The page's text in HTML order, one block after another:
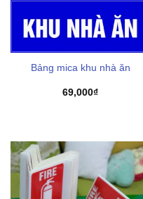
Bảng mica khu nhà ăn
69,000₫